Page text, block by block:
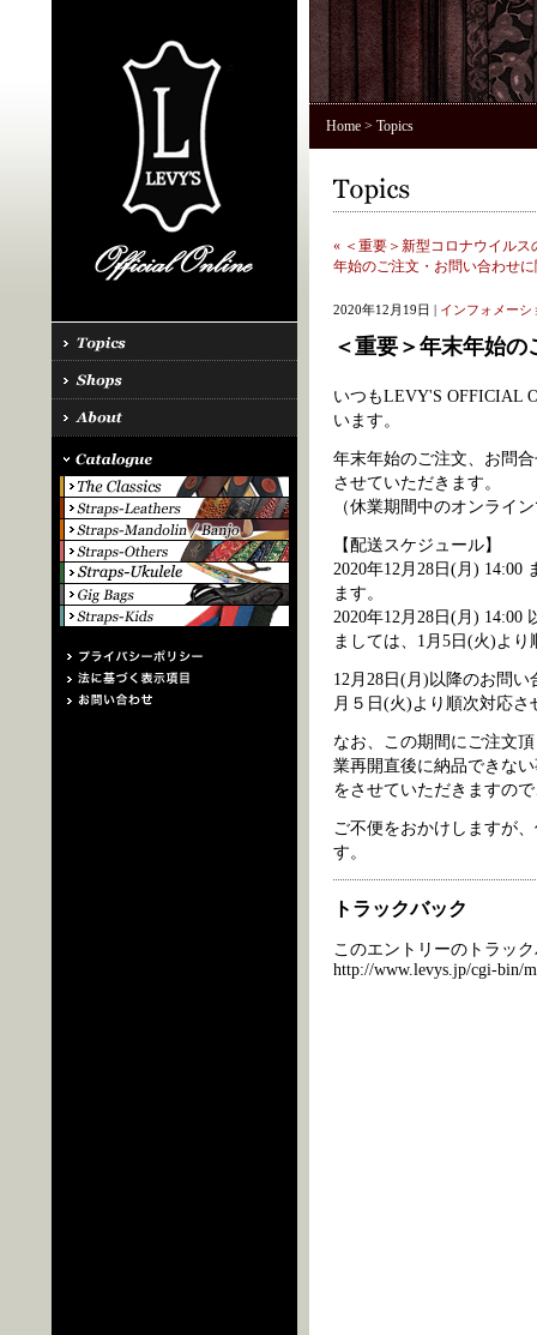
Home> Topics
« ＜重要＞新型コロナウイル
年始のご注文・お問い合わせ
2020年12月19日 | インフォメーシ
＜重要＞年末年始
いつもLEVY'S OFFICIAL
います。
年末年始のご注文、お問
させていただきます。
（休業期間中のオンライ
【配送スケジュール】
2020年12月28日(月) 14:00
ます。
2020年12月28日(月) 14:00
ましては、1月5日(火)よ
12月28日(月)以降のお問
月５日(火)より順次対応さ
なお、この期間にご注文
業再開直後に納品できな
をさせていただきますの
ご不便をおかけしますが
す。
トラックバック
このエントリーのトラッ
http://www.levys.jp/cgi-bin/